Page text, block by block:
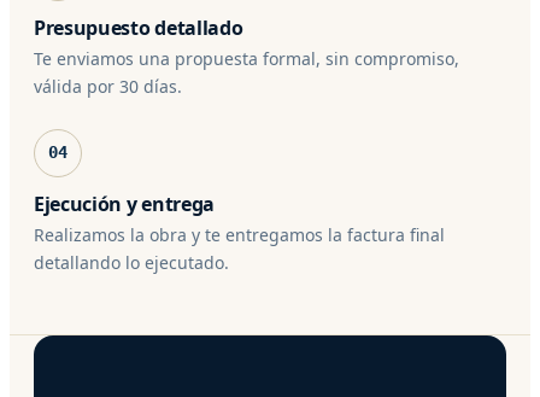
Presupuesto detallado
Te enviamos una propuesta formal, sin compromiso,
válida por 30 días.
04
Ejecución y entrega
Realizamos la obra y te entregamos la factura final
detallando lo ejecutado.